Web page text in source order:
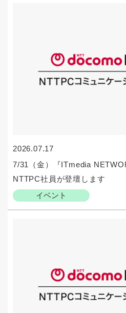
2026.07.17
イベント
7/31（金）『ITmedia
NTTPC社員が登壇します